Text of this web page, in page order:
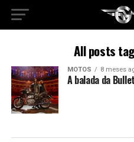
All posts
MOTOS 8 meses
A balada da Bullet